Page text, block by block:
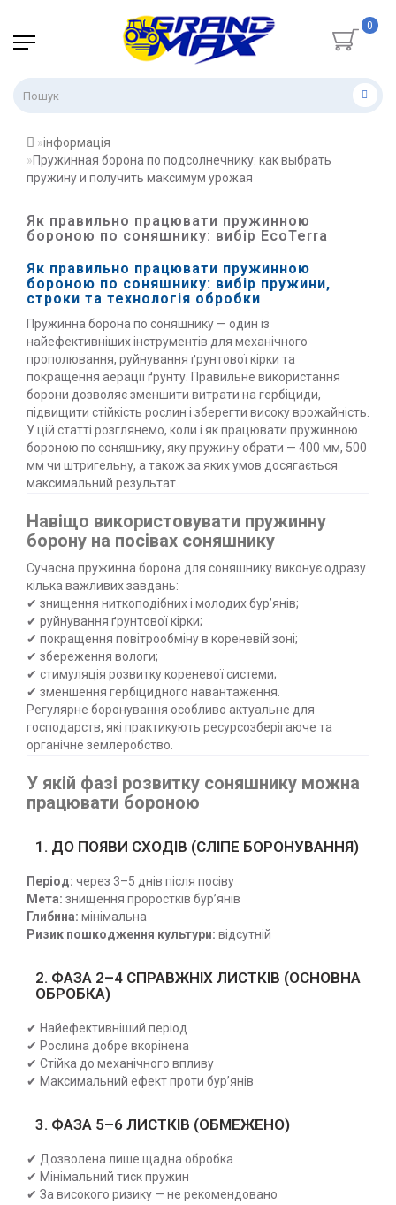
0
інформація
Пружинная борона по подсолнечнику: как выбрать
пружину и получить максимум урожая
Як правильно працювати пружинною
бороною по соняшнику: вибір EcoTerra
Як правильно працювати пружинною
бороною по соняшнику: вибір пружини,
строки та технологія обробки
Пружинна борона по соняшнику — один із
найефективніших інструментів для механічного
прополювання, руйнування ґрунтової кірки та
покращення аерації ґрунту. Правильне використання
борони дозволяє зменшити витрати на гербіциди,
підвищити стійкість рослин і зберегти високу врожайність.
У цій статті розглянемо, коли і як працювати пружинною
бороною по соняшнику, яку пружину обрати — 400 мм, 500
мм чи штригельну, а також за яких умов досягається
максимальний результат.
Навіщо використовувати пружинну
борону на посівах соняшнику
Сучасна пружинна борона для соняшнику виконує одразу
кілька важливих завдань:
✔ знищення ниткоподібних і молодих бур’янів;
✔ руйнування ґрунтової кірки;
✔ покращення повітрообміну в кореневій зоні;
✔ збереження вологи;
✔ стимуляція розвитку кореневої системи;
✔ зменшення гербіцидного навантаження.
Регулярне боронування особливо актуальне для
господарств, які практикують ресурсозберігаюче та
органічне землеробство.
У якій фазі розвитку соняшнику можна
працювати бороною
1. ДО ПОЯВИ СХОДІВ (СЛІПЕ БОРОНУВАННЯ)
Період: через 3–5 днів після посіву
Мета: знищення проростків бур’янів
Глибина: мінімальна
Ризик пошкодження культури: відсутній
2. ФАЗА 2–4 СПРАВЖНІХ ЛИСТКІВ (ОСНОВНА
ОБРОБКА)
✔ Найефективніший період
✔ Рослина добре вкорінена
✔ Стійка до механічного впливу
✔ Максимальний ефект проти бур’янів
3. ФАЗА 5–6 ЛИСТКІВ (ОБМЕЖЕНО)
✔ Дозволена лише щадна обробка
✔ Мінімальний тиск пружин
✔ За високого ризику — не рекомендовано